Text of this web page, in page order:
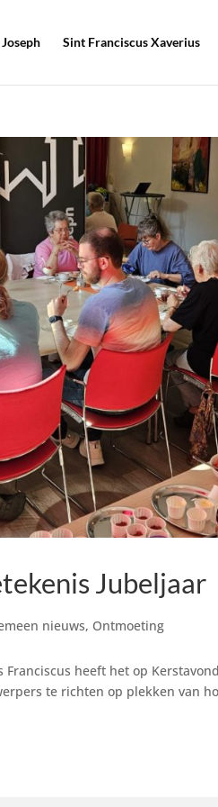
Sint Franciscus Xaverius
Jubeljaar
nieuws, Ontmoeting
heeft het op
te richten op plekken van